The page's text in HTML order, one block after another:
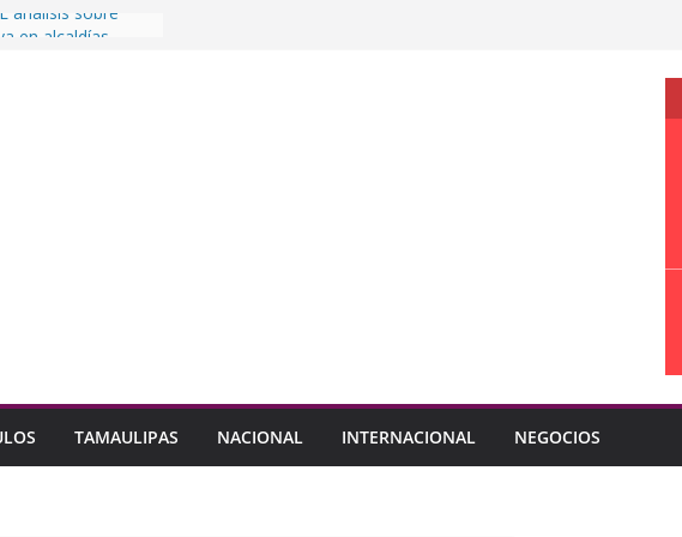
análisis sobre
Consejo
de la
formar parte de
Pública
TAMAULIPAS NACIONAL INTERNACIONAL NEGOCIOS